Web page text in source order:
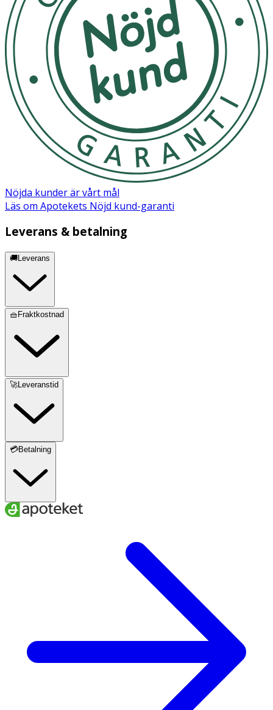
Nöjda kunder är vårt mål
Läs om Apotekets Nöjd kund-garanti
Leverans & betalning
🚚Leverans
🧺Fraktkostnad
🚀Leveranstid
💳Betalning